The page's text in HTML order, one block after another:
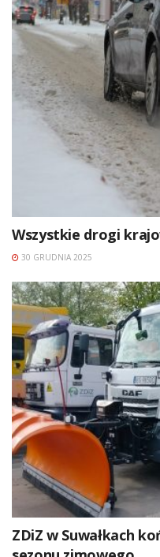
Wszystkie drogi
30 GRUDNIA 2025
ZDiZ w Suwałkach